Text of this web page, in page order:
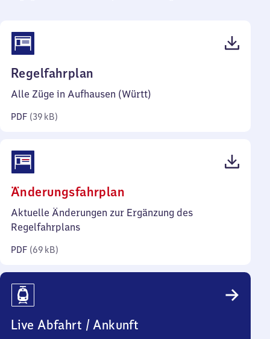
Regelfahrplan
39
Alle Züge in Aufhausen (Württ)
PDF (39 kB)
Änderungsfahrplan
69
Aktuelle Änderungen zur Ergänzung des
Regelfahrplans
PDF (69 kB)
Live Abfahrt / Ankunft